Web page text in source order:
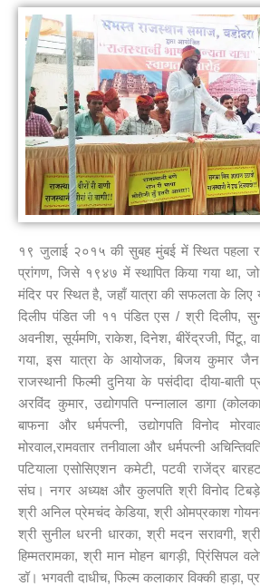
१९ जुलाई २०१५ की सुबह मुंबई में स्थित पहला
प्रांगण, जिसे १९४७ में स्थापित किया गया था, जो
मंदिर पर स्थित है, जहाँ यात्रा की सफलता के लिए
दिलीप पंडित जी ११ पंडित एस / श्री दिलीप,
अवनीश, सूर्यमणि, राकेश, दिनेश, बीरेंद्रजी, पिंटू,
गया, इस यात्रा के आयोजक, बिजय कुमार
राजस्थानी फिल्मी दुनिया के पसंदीदा दीया-बाती
अरविंद कुमार, उद्योगपति पन्नालाल डागा
बाफना और धर्मपत्नी, उद्योगपति विनोद
मोरवाल,रामवतार तनीवाला और धर्मपत्नी
पटियाला एसोसिएशन कमेटी, पटवी राजेंद्र
संघ। नगर अध्यक्ष और कुलपति श्री विनोद
श्री अनिल प्रेमचंद केडिया, श्री ओमप्रकाश
श्री सुनील धरनी धारका, श्री मदन सरावगी,
हिम्मतरामका, श्री मान मोहन बागड़ी, प्रिंसिपल
डॉ। भगवती दाधीच, फिल्म कलाकार विक्की हाड़ा,